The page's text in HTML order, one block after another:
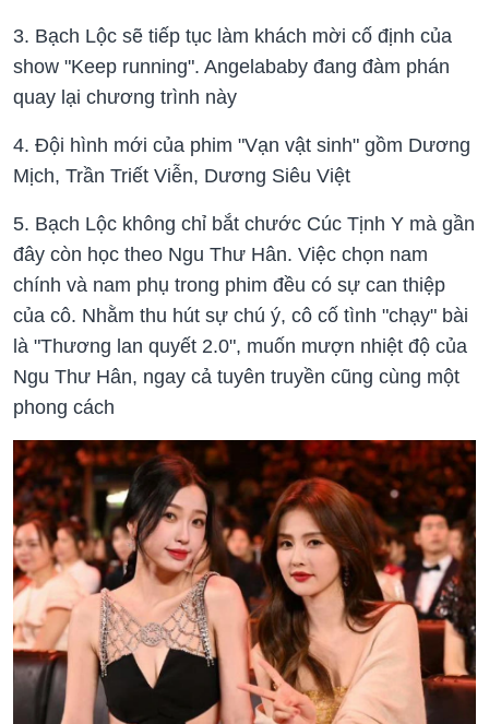
3. Bạch Lộc sẽ tiếp tục làm khách mời cố định của
show "Keep running". Angelababy đang đàm phán
quay lại chương trình này
4. Đội hình mới của phim "Vạn vật sinh" gồm Dương
Mịch, Trần Triết Viễn, Dương Siêu Việt
5. Bạch Lộc không chỉ bắt chước Cúc Tịnh Y mà gần
đây còn học theo Ngu Thư Hân. Việc chọn nam
chính và nam phụ trong phim đều có sự can thiệp
của cô. Nhằm thu hút sự chú ý, cô cố tình "chạy" bài
là "Thương lan quyết 2.0", muốn mượn nhiệt độ của
Ngu Thư Hân, ngay cả tuyên truyền cũng cùng một
phong cách